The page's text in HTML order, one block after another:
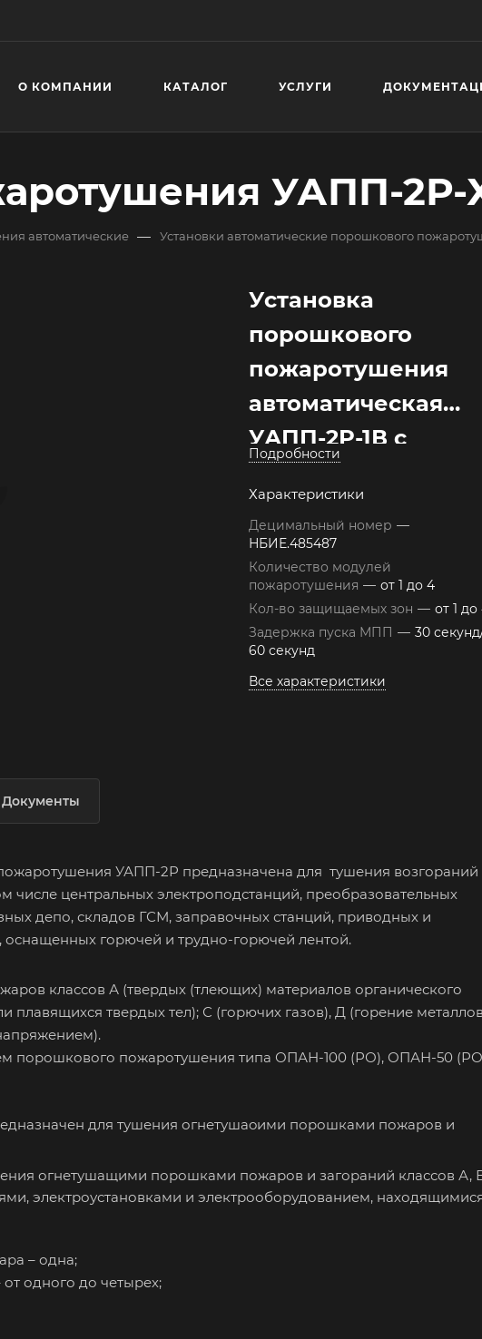
О КОМПАНИИ КАТАЛОГ УСЛУГИ
УАПП-2Р-
автоматические — Установки автоматические порошкового
Установка
порошкового
пожаротушения
автоматическая
УАПП-2Р-1В с
модулями
импульсного
порошкового
пожаротушения
Подробности
Характеристики
Децимальный номер —
НБИЕ.485487
Количество модулей
пожаротушения — от 1 до 4
Кол-во защищаемых зон — от 1 до
Задержка пуска МПП — 30
60 секунд
Все характеристики
Документы
УАПП-2Р предназначена для тушения возгораний
числе центральных электроподстанций, преобразовательных
депо, складов ГСМ, заправочных станций, приводных и
горючей и трудно-горючей лентой.
классов А (твердых (тлеющих) материалов органического
твердых тел); С (горючих газов), Д (горение
порошкового пожаротушения типа ОПАН-100 (РО), ОПАН-50
для тушения огнетушаoими порошками пожаров и
огнетушащими порошками пожаров и загораний классов А,
электроустановками и электрооборудованием,
– одна;
одного до четырех;